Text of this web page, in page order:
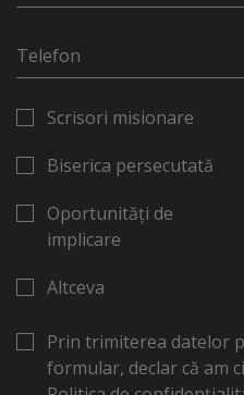
Scrisori misionare
Biserica persecutată
Oportunități de
implicare
Altceva
Prin trimiterea datelor
formular, declar că am